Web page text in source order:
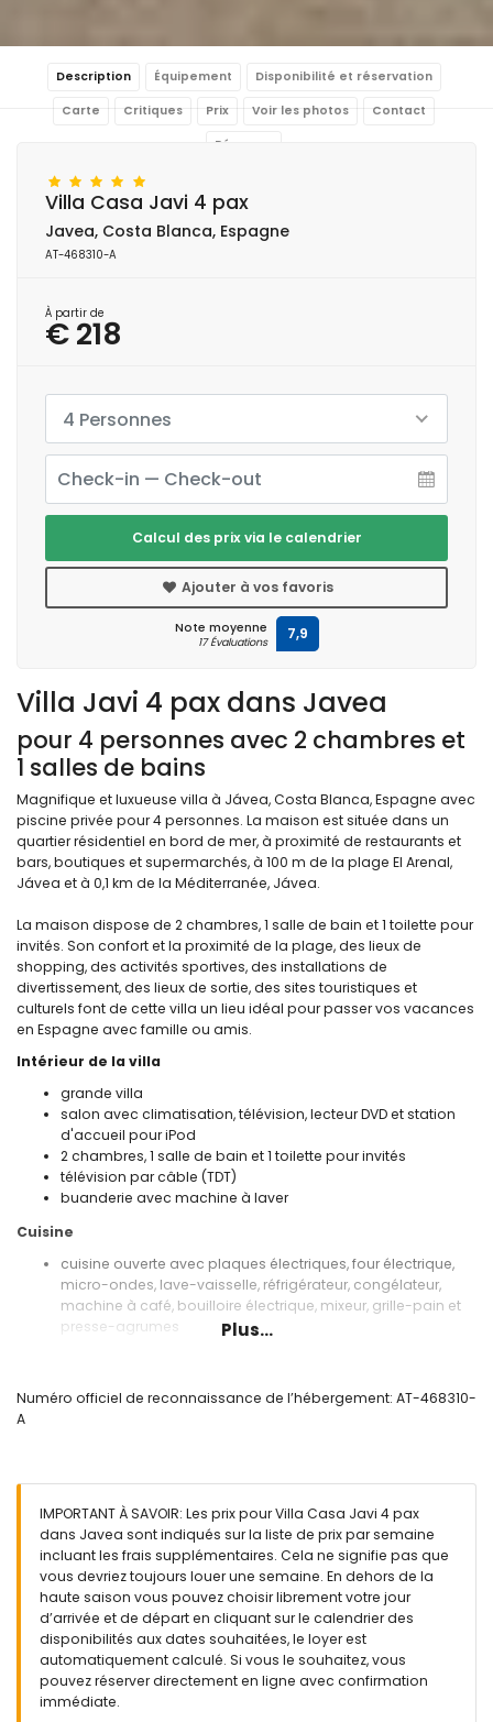
Description Équipement Disponibilité et réservation
Carte Critiques Prix Voir les photos Contact
Réserver
Villa Javi 4 pax dans Javea
pour 4 personnes avec 2 chambres et
1 salles de bains
Magnifique et luxueuse villa à Jávea, Costa Blanca, Espagne avec
piscine privée pour 4 personnes. La maison est située dans un
quartier résidentiel en bord de mer, à proximité de restaurants et
bars, boutiques et supermarchés, à 100 m de la plage El Arenal,
Jávea et à 0,1 km de la Méditerranée, Jávea.
La maison dispose de 2 chambres, 1 salle de bain et 1 toilette pour
invités. Son confort et la proximité de la plage, des lieux de
shopping, des activités sportives, des installations de
divertissement, des lieux de sortie, des sites touristiques et
culturels font de cette villa un lieu idéal pour passer vos vacances
en Espagne avec famille ou amis.
Intérieur de la villa
grande villa
salon avec climatisation, télévision, lecteur DVD et station
d'accueil pour iPod
2 chambres, 1 salle de bain et 1 toilette pour invités
télévision par câble (TDT)
buanderie avec machine à laver
Cuisine
cuisine ouverte avec plaques électriques, four électrique,
micro-ondes, lave-vaisselle, réfrigérateur, congélateur,
machine à café, bouilloire électrique, mixeur, grille-pain et
presse-agrumes
chambre avec lit queen size (190 x 150 cm)
terrain clôturé
piscine privée mesurant 6 m x 3 m et 2 m de profondeur
terrasse
barbecue
douche extérieure
coin salon extérieur
toit-terrasse
Informations supplémentaires
ville la plus proche : Jávea (à moins de 2 kilomètres de la
Plus...
Numéro officiel de reconnaissance de l’hébergement: AT-468310-
A
IMPORTANT À SAVOIR: Les prix pour Villa Casa Javi 4 pax
dans Javea sont indiqués sur la liste de prix par semaine
incluant les frais supplémentaires. Cela ne signifie pas que
vous devriez toujours louer une semaine. En dehors de la
haute saison vous pouvez choisir librement votre jour
d’arrivée et de départ en cliquant sur le calendrier des
disponibilités aux dates souhaitées, le loyer est
automatiquement calculé. Si vous le souhaitez, vous
pouvez réserver directement en ligne avec confirmation
immédiate.
Villa Casa Javi 4 pax
Javea, Costa Blanca, Espagne
AT-468310-A
À partir de
€ 218
4 Personnes
Calcul des prix via le calendrier
Ajouter à vos favoris
Note moyenne
17 Évaluations 7,9